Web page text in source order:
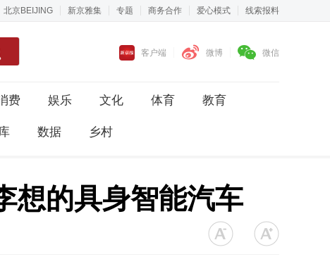
北京BEIJING 新京雅集 专题 商务合作 爱心模式 线索报料
客户端 微博 微信
费 娱乐 文化 体育 教育
数据 乡村
想的具身智能汽车